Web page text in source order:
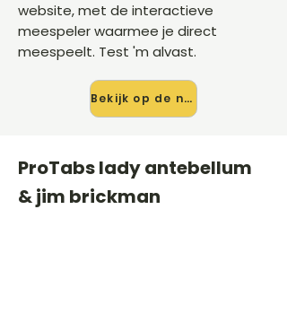
website, met de interactieve
meespeler waarmee je direct
meespeelt. Test 'm alvast.
Bekijk op de nieuwe site →
ProTabs lady antebellum
& jim brickman